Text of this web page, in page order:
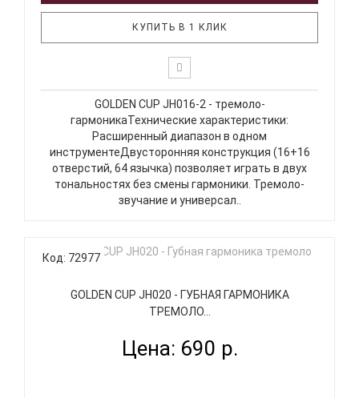
КУПИТЬ В 1 КЛИК
GOLDEN CUP JH016-2 - тремоло-
гармоникаТехнические характеристики:
Расширенный диапазон в одном
инструментеДвусторонняя конструкция (16+16
отверстий, 64 язычка) позволяет играть в двух
тональностях без смены гармоники. Тремоло-
звучание и универсал..
Код: 72977
GOLDEN CUP JH020 - ГУБНАЯ ГАРМОНИКА
ТРЕМОЛО...
Цена: 690 р.